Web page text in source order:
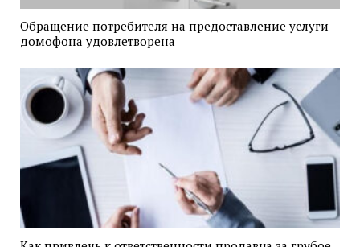
Обращение потребителя на предоставление услуги
домофона удовлетворена